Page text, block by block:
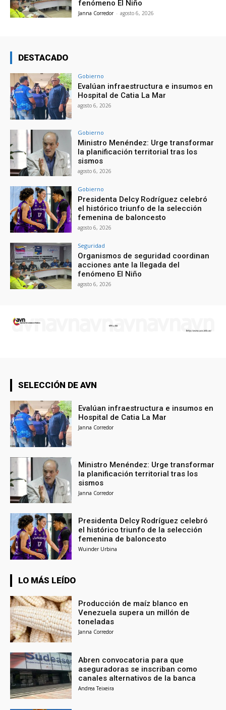
fenómeno El Niño
Janna Corredor - agosto 6, 2026
DESTACADO
Gobierno
Evalúan infraestructura e insumos en
Hospital de Catia La Mar
agosto 6, 2026
Gobierno
Ministro Menéndez: Urge transformar
la planificación territorial tras los
sismos
agosto 6, 2026
Gobierno
Presidenta Delcy Rodríguez celebró
el histórico triunfo de la selección
femenina de baloncesto
agosto 6, 2026
Seguridad
Organismos de seguridad coordinan
acciones ante la llegada del
fenómeno El Niño
agosto 6, 2026
SELECCIÓN DE AVN
Evalúan infraestructura e insumos en
Hospital de Catia La Mar
Janna Corredor
Ministro Menéndez: Urge transformar
la planificación territorial tras los
sismos
Janna Corredor
Presidenta Delcy Rodríguez celebró
el histórico triunfo de la selección
femenina de baloncesto
Wuinder Urbina
LO MÁS LEÍDO
Producción de maíz blanco en
Venezuela supera un millón de
toneladas
Janna Corredor
Abren convocatoria para que
aseguradoras se inscriban como
canales alternativos de la banca
Andrea Teixeira